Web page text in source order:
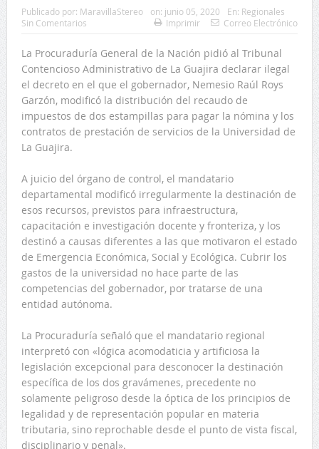
Publicado por: MaravillaStereo on: junio 05, 2020 En: Regionales
Sin Comentarios
Imprimir Correo Electrónico
La Procuraduría General de la Nación pidió al Tribunal
Contencioso Administrativo de La Guajira declarar ilegal
el decreto en el que el gobernador, Nemesio Raúl Roys
Garzón, modificó la distribución del recaudo de
impuestos de dos estampillas para pagar la nómina y los
contratos de prestación de servicios de la Universidad de
La Guajira.
A juicio del órgano de control, el mandatario
departamental modificó irregularmente la destinación de
esos recursos, previstos para infraestructura,
capacitación e investigación docente y fronteriza, y los
destinó a causas diferentes a las que motivaron el estado
de Emergencia Económica, Social y Ecológica. Cubrir los
gastos de la universidad no hace parte de las
competencias del gobernador, por tratarse de una
entidad autónoma.
La Procuraduría señaló que el mandatario regional
interpretó con «lógica acomodaticia y artificiosa la
legislación excepcional para desconocer la destinación
específica de los dos gravámenes, precedente no
solamente peligroso desde la óptica de los principios de
legalidad y de representación popular en materia
tributaria, sino reprochable desde el punto de vista fiscal,
disciplinario y penal».